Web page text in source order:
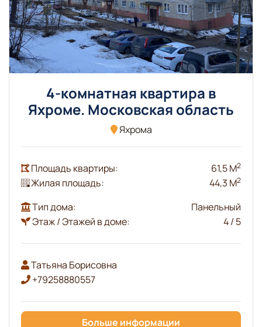
4-комнатная квартира в
Яхроме. Московская область
Яхрома
Площадь квартиры: 61,5 М2
Жилая площадь: 44,3 М2
Тип дома:
Панельный
Этаж / Этажей в доме:
4 / 5
Татьяна Борисовна
+79258880557
Больше информации